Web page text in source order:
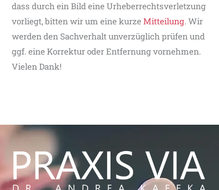
dass durch ein Bild eine Urheberrechtsverletzung
vorliegt, bitten wir um eine kurze Mitteilung. Wir
werden den Sachverhalt unverzüglich prüfen und
ggf. eine Korrektur oder Entfernung vornehmen.
Vielen Dank!